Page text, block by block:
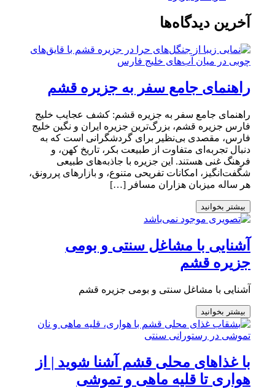
آخرین دیدگاه‌ها
راهنمای جامع سفر به جزیره قشم
راهنمای جامع سفر به جزیره قشم: کشف عجایب خلیج
فارس جزیره قشم، بزرگ‌ترین جزیره ایران و نگین خلیج
فارس، مقصدی بی‌نظیر برای گردشگرانی است که به
دنبال تجربه‌ای متفاوت از طبیعت بکر، تاریخ کهن، و
فرهنگ غنی هستند. این جزیره با جاذبه‌های طبیعی
شگفت‌انگیز، امکانات تفریحی متنوع، و بازارهای پررونق،
هر ساله میزبان هزاران مسافر […]
بیشتر بخوانید
آشنایی با مشاغل سنتی و بومی
جزیره قشم
آشنایی با مشاغل سنتی و بومی جزیره قشم
بیشتر بخوانید
با غذاهای محلی قشم آشنا شوید | از
هواری تا قلیه ماهی و تموشی